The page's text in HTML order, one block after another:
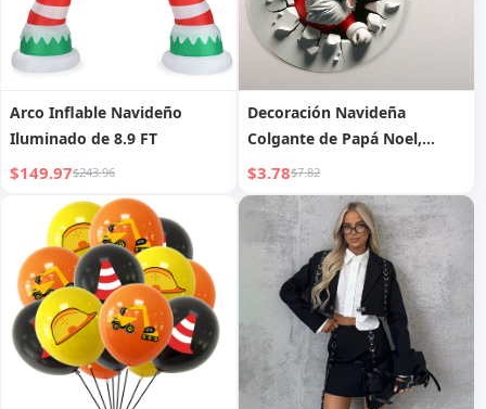
Arco Inflable Navideño
Iluminado de 8.9 FT
$149.97$243.96
Decoración Navideña
Colgante de Papá Noel,
Decoración de Pared para
Festividades
$3.78$7.82